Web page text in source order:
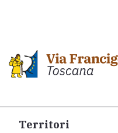
Territori